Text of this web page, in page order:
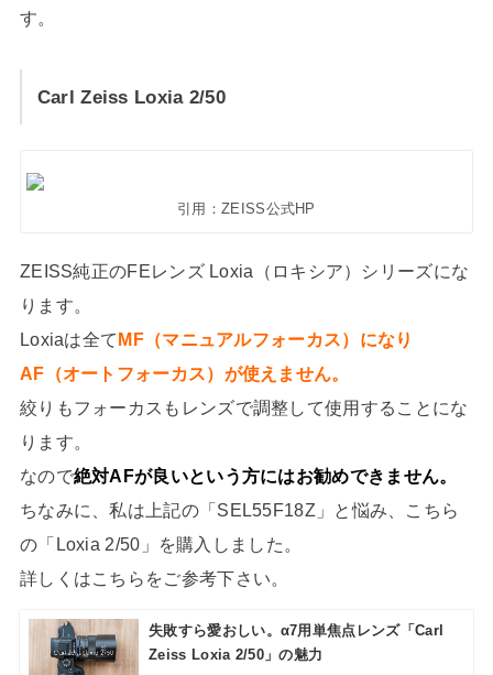
す。
Carl Zeiss Loxia 2/50
引用：ZEISS公式HP
ZEISS純正のFEレンズ Loxia（ロキシア）シリーズにな
ります。
Loxiaは全て MF（マニュアルフォーカス）になり
AF（オートフォーカス）が使えません。
絞りもフォーカスもレンズで調整して使用することにな
ります。
なので絶対AFが良いという方にはお勧めできません。
ちなみに、私は上記の「SEL55F18Z」と悩み、こちら
の「Loxia 2/50」を購入しました。
詳しくはこちらをご参考下さい。
失敗すら愛おしい。α7用単焦点レンズ「Carl
Zeiss Loxia 2/50」の魅力